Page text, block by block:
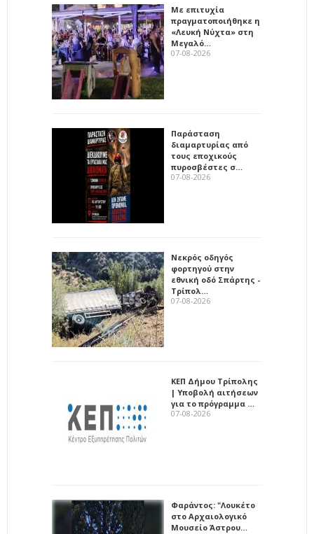
Με επιτυχία
πραγματοποιήθηκε η
«Λευκή Νύχτα» στη
Μεγαλό…
07-08-2026
Παράσταση
διαμαρτυρίας από
τους εποχικούς
πυροσβέστες σ…
07-08-2026
Νεκρός οδηγός
φορτηγού στην
εθνική οδό Σπάρτης -
Τρίπολ…
07-08-2026
ΚΕΠ Δήμου Τρίπολης
| Υποβολή αιτήσεων
για το πρόγραμμα …
07-08-2026
Φαράντος: "Λουκέτο
στο Αρχαιολογικό
Μουσείο Άστρου…